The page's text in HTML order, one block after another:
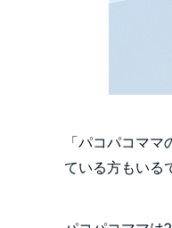
「パコパコマ
ている方もいる